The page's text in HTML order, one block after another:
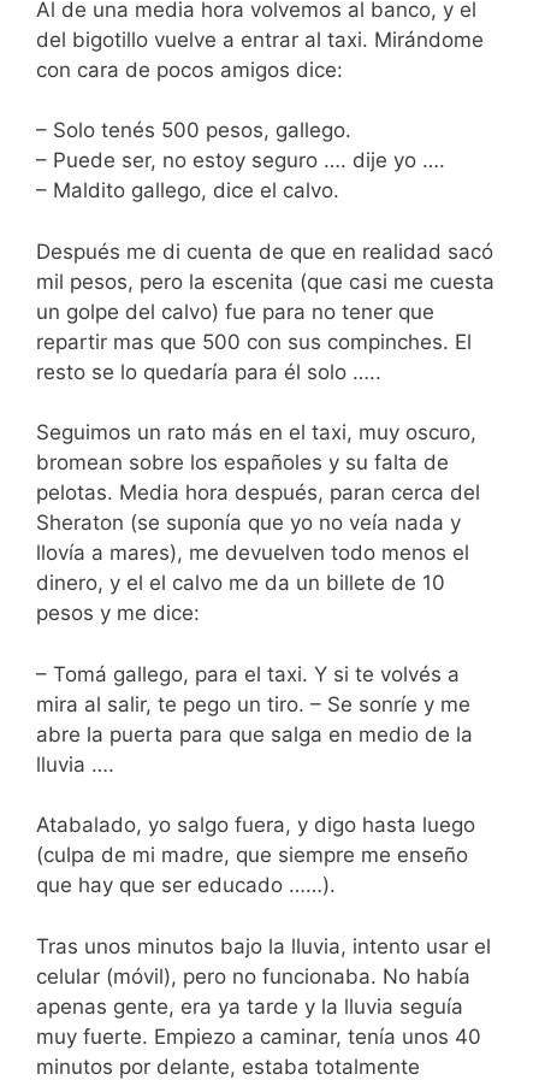
Al de una media hora volvemos al banco, y el
del bigotillo vuelve a entrar al taxi. Mirándome
con cara de pocos amigos dice:
– Solo tenés 500 pesos, gallego.
– Puede ser, no estoy seguro …. dije yo ….
– Maldito gallego, dice el calvo.
Después me di cuenta de que en realidad sacó
mil pesos, pero la escenita (que casi me cuesta
un golpe del calvo) fue para no tener que
repartir mas que 500 con sus compinches. El
resto se lo quedaría para él solo …..
Seguimos un rato más en el taxi, muy oscuro,
bromean sobre los españoles y su falta de
pelotas. Media hora después, paran cerca del
Sheraton (se suponía que yo no veía nada y
llovía a mares), me devuelven todo menos el
dinero, y el el calvo me da un billete de 10
pesos y me dice:
– Tomá gallego, para el taxi. Y si te volvés a
mira al salir, te pego un tiro. – Se sonríe y me
abre la puerta para que salga en medio de la
lluvia ….
Atabalado, yo salgo fuera, y digo hasta luego
(culpa de mi madre, que siempre me enseño
que hay que ser educado ……).
Tras unos minutos bajo la lluvia, intento usar el
celular (móvil), pero no funcionaba. No había
apenas gente, era ya tarde y la lluvia seguía
muy fuerte. Empiezo a caminar, tenía unos 40
minutos por delante, estaba totalmente